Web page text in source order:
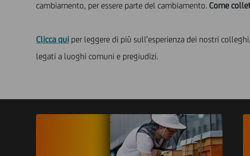
cambiamento, per essere parte del cambiamento. Come
Clicca qui per leggere di più sull’esperienza dei nostri
legati a luoghi comuni e pregiudizi.